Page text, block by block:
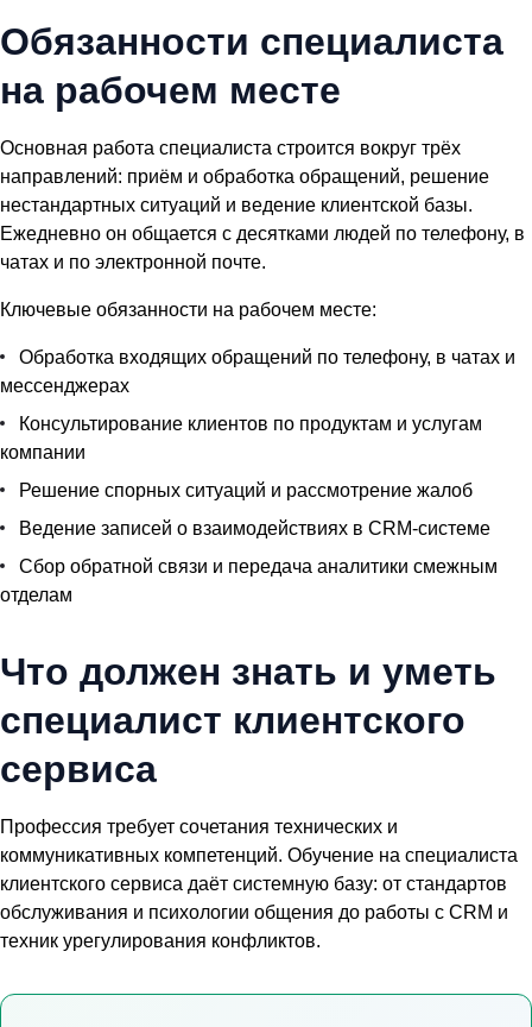
Обязанности специалиста
на рабочем месте
Основная работа специалиста строится вокруг трёх
направлений: приём и обработка обращений, решение
нестандартных ситуаций и ведение клиентской базы.
Ежедневно он общается с десятками людей по телефону, в
чатах и по электронной почте.
Ключевые обязанности на рабочем месте:
Обработка входящих обращений по телефону, в чатах и
мессенджерах
Консультирование клиентов по продуктам и услугам
компании
Решение спорных ситуаций и рассмотрение жалоб
Ведение записей о взаимодействиях в CRM-системе
Сбор обратной связи и передача аналитики смежным
отделам
Что должен знать и уметь
специалист клиентского
сервиса
Профессия требует сочетания технических и
коммуникативных компетенций. Обучение на специалиста
клиентского сервиса даёт системную базу: от стандартов
обслуживания и психологии общения до работы с CRM и
техник урегулирования конфликтов.